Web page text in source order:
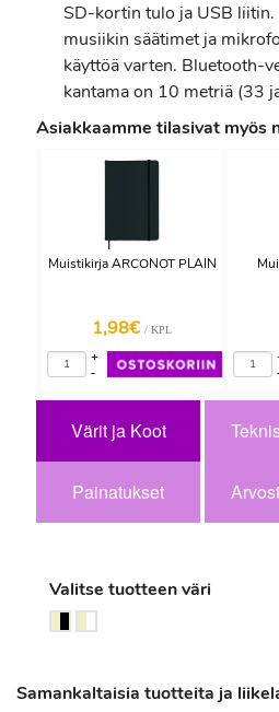
SD-kortin tulo ja USB liitin.
musiikin säätimet ja
käyttöä varten. Bluetooth-
kantama on 10 metriä (33
Asiakkaamme tilasivat myös
Muistikirja ARCONOT PLAIN
1,98€ / KPL
-
+
Värit ja Koot
Painatukset
Valitse tuotteen väri
Samankaltaisia tuotteita ja